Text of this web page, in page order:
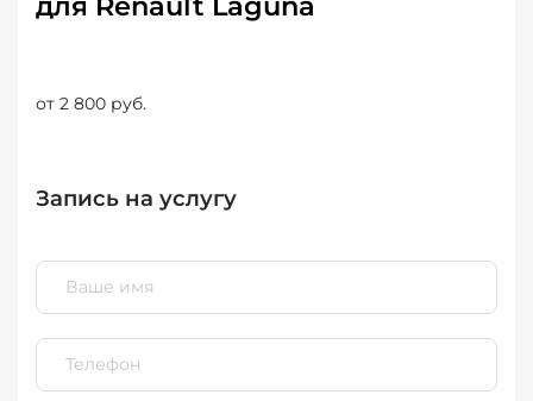
от 2 800 руб.
Запись на услугу